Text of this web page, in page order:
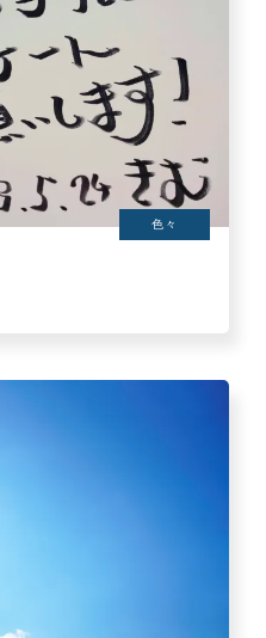
色々